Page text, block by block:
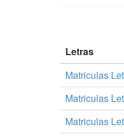
Letras
Matriculas
Matriculas
Matriculas